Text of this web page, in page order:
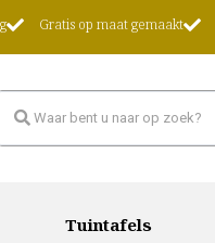
Gratis op maat gemaakt
Tuintafels